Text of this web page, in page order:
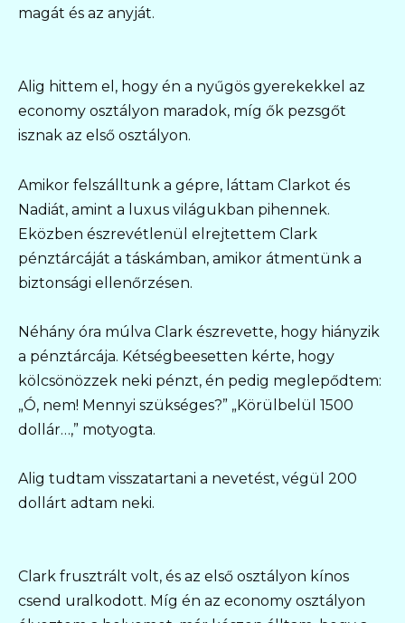
magát és az anyját.
Alig hittem el, hogy én a nyűgös gyerekekkel az
economy osztályon maradok, míg ők pezsgőt
isznak az első osztályon.
Amikor felszálltunk a gépre, láttam Clarkot és
Nadiát, amint a luxus világukban pihennek.
Eközben észrevétlenül elrejtettem Clark
pénztárcáját a táskámban, amikor átmentünk a
biztonsági ellenőrzésen.
Néhány óra múlva Clark észrevette, hogy hiányzik
a pénztárcája. Kétségbeesetten kérte, hogy
kölcsönözzek neki pénzt, én pedig meglepődtem:
„Ó, nem! Mennyi szükséges?” „Körülbelül 1500
dollár…,” motyogta.
Alig tudtam visszatartani a nevetést, végül 200
dollárt adtam neki.
Clark frusztrált volt, és az első osztályon kínos
csend uralkodott. Míg én az economy osztályon